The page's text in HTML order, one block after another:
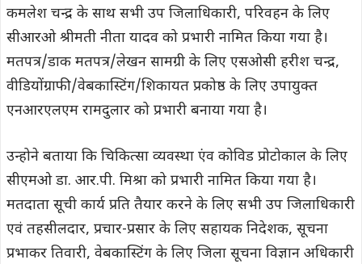
कमलेश चन्द्र के साथ सभी उप जिलाधिकारी, परिवहन के लिए
सीआरओ श्रीमती नीता यादव को प्रभारी नामित किया गया है।
मतपत्र/डाक मतपत्र/लेखन सामग्री के लिए एसओसी हरीश चन्द्र,
वीडियोंग्राफी/वेबकास्टिंग/शिकायत प्रकोष्ठ के लिए उपायुक्त
एनआरएलएम रामदुलार को प्रभारी बनाया गया है।
उन्होने बताया कि चिकित्सा व्यवस्था एंव कोविड प्रोटोकाल के लिए
सीएमओ डा. आर.पी. मिश्रा को प्रभारी नामित किया गया है।
मतदाता सूची कार्य प्रति तैयार करने के लिए सभी उप जिलाधिकारी
एवं तहसीलदार, प्रचार-प्रसार के लिए सहायक निदेशक, सूचना
प्रभाकर तिवारी, वेबकास्टिंग के लिए जिला सूचना विज्ञान अधिकारी